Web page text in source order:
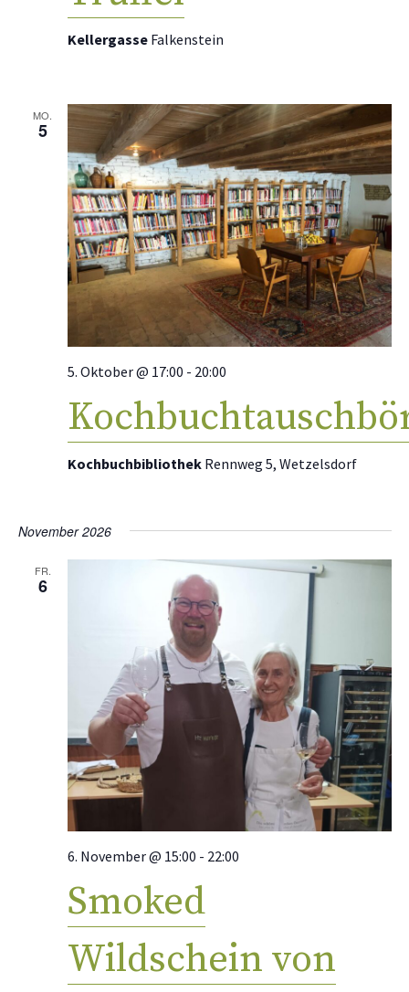
Kellergasse Falkenstein
MO.
5
5. Oktober @ 17:00 - 20:00
Kochbuchbibliothek Rennweg 5, Wetzelsdorf
November 2026
FR.
6
6. November @ 15:00 - 22:00
Smoked
Wildschein von